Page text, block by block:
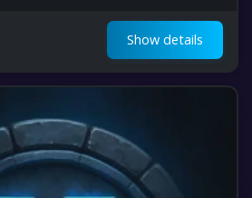
Show details